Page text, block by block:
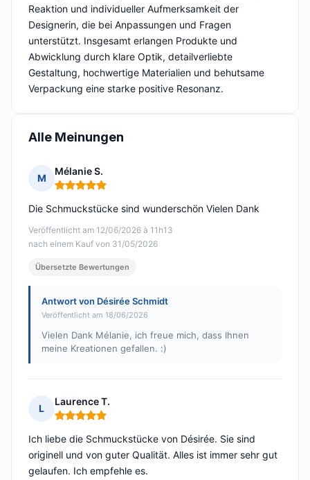
Reaktion und individueller Aufmerksamkeit der
Designerin, die bei Anpassungen und Fragen
unterstützt. Insgesamt erlangen Produkte und
Abwicklung durch klare Optik, detailverliebte
Gestaltung, hochwertige Materialien und behutsame
Verpackung eine starke positive Resonanz.
Alle Meinungen
M
Mélanie S.
Hinweis: 5 von 5
Veröffentlicht am 12/06/2026 à 11h13
nach einem Kauf von 31/05/2026
Die Schmuckstücke sind wunderschön Vielen Dank
Übersetzte Bewertungen
Antwort von Désirée Schmidt
Veröffentlicht am 18/06/2026
Vielen Dank Mélanie, ich freue mich, dass Ihnen
meine Kreationen gefallen. :)
L
Laurence T.
Hinweis: 5 von 5
Ich liebe die Schmuckstücke von Désirée. Sie sind
originell und von guter Qualität. Alles ist immer sehr gut
gelaufen. Ich empfehle es.